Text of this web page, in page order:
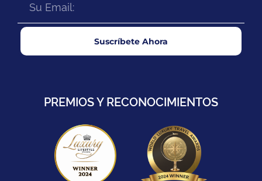
Suscríbete Ahora
PREMIOS Y RECONOCIMIENTOS